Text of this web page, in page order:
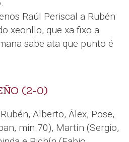
Raúl Periscal a Rubén
xeonllo, que xa fixo a
sabe ata que punto é
(2-0)
Alberto, Álex, Pose,
min.70), Martín (Sergio,